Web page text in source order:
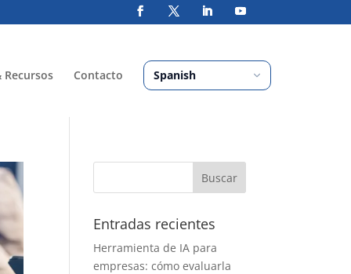
Contacto
Entradas recientes
Herramienta de IA para
empresas: cómo evaluarla